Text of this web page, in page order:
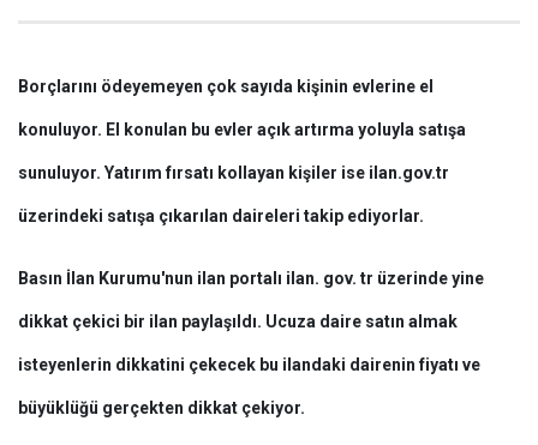
Borçlarını ödeyemeyen çok sayıda kişinin evlerine el
konuluyor. El konulan bu evler açık artırma yoluyla satışa
sunuluyor. Yatırım fırsatı kollayan kişiler ise ilan.gov.tr
üzerindeki satışa çıkarılan daireleri takip ediyorlar.
Basın İlan Kurumu'nun ilan portalı ilan. gov. tr üzerinde yine
dikkat çekici bir ilan paylaşıldı. Ucuza daire satın almak
isteyenlerin dikkatini çekecek bu ilandaki dairenin fiyatı ve
büyüklüğü gerçekten dikkat çekiyor.